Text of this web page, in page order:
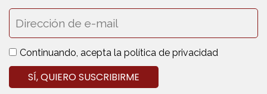
Continuando, acepta la política de privacidad